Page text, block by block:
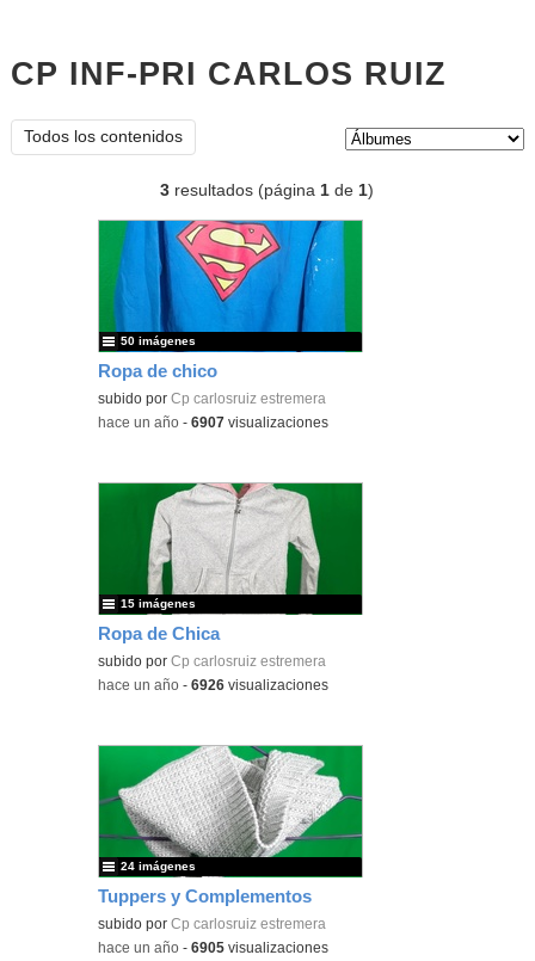
CP INF-PRI CARLOS RUIZ
Todos los contenidos
3 resultados (página1 de1)
Ropa de chico
subido porCp carlosruiz estremera
50 imágenes
-hace un año -6907 visualizaciones
Ropa de Chica
subido porCp carlosruiz estremera
15 imágenes
-hace un año -6926 visualizaciones
Tuppers y Complementos
subido porCp carlosruiz estremera
24 imágenes
-hace un año -6905 visualizaciones